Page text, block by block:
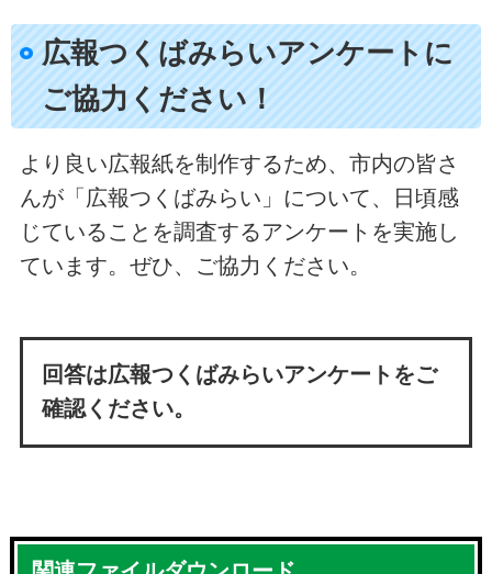
広報つくばみらいアンケートに
ご協力ください！
より良い広報紙を制作するため、市内の皆さ
んが「広報つくばみらい」について、日頃感
じていることを調査するアンケートを実施し
ています。ぜひ、ご協力ください。
回答は広報つくばみらいアンケートをご
確認ください。